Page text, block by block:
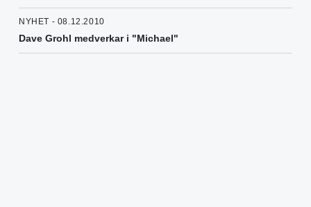
NYHET - 08.12.2010
Dave Grohl medverkar i "Michael"